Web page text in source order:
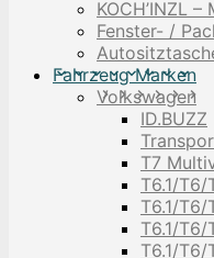
KOCH’INZL
Fenster- /
Fahrzeug Marken
Volkswagen
ID.BUZZ
T7
T6.1/
T6.1/
T6.1/
T6.1/